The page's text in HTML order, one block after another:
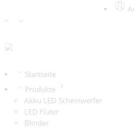
Startseite
Produkte
Akku LED Scheinwerfer
LED Fluter
Blinder